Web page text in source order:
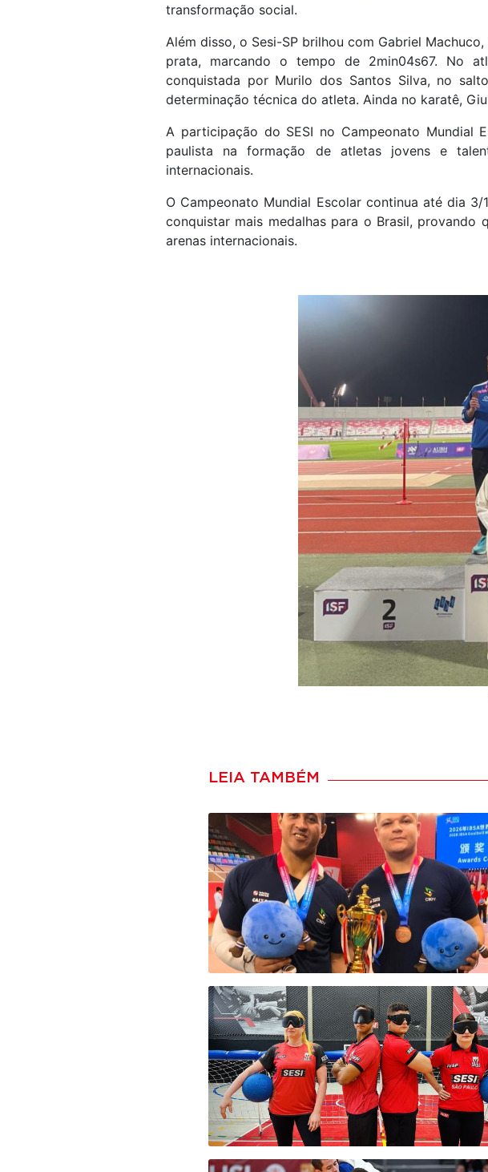
transformação social.
Além disso, o Sesi-SP brilhou com Gabriel
prata, marcando o tempo de 2min04s67. No
conquistada por Murilo dos Santos Silva, no
determinação técnica do atleta. Ainda no karatê,
A participação do SESI no Campeonato Mundial
paulista na formação de atletas jovens e
internacionais.
O Campeonato Mundial Escolar continua até dia
conquistar mais medalhas para o Brasil,
arenas internacionais.
LEIA TAMBÉM